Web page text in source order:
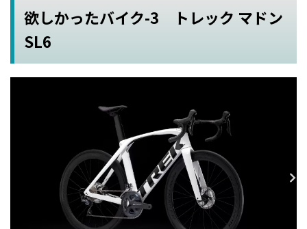
欲しかったバイク-3 トレック マドン
SL6